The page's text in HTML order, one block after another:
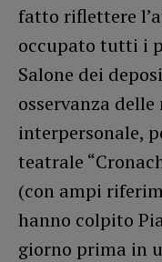
fatto riflettere
occupato tutti i
Salone dei
osservanza
interpersonale,
teatrale
(con ampi
hanno colpito
giorno prima in